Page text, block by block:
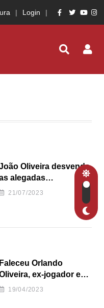
Login
Oliveira desvenda
alegadas
da
Junta de Freguesia S.
21/07/2023
Faleceu Orlando
ex-jogador e
da formação
19/04/2023